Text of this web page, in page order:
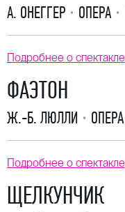
А. ОНЕГГЕР ОПЕРА
Подробнее о спектакле
ФАЭТОН
Ж.-Б. ЛЮЛЛИ ОПЕРА
Подробнее о спектакле
ЩЕЛКУНЧИК